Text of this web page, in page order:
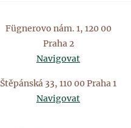
Fügnerovo nám. 1, 120 00
Praha 2
Navigovat
Štěpánská 33, 110 00 Praha 1
Navigovat